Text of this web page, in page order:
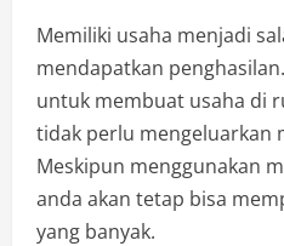
Memiliki usaha menjadi
mendapatkan
untuk membuat usaha di
tidak perlu mengeluarkan
Meskipun menggunakan
anda akan tetap bisa
yang banyak.